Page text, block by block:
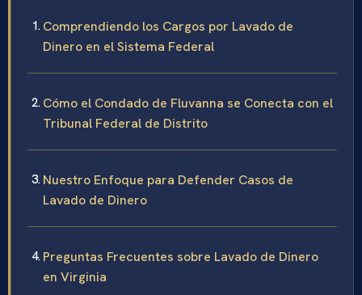
Comprendiendo los Cargos por Lavado de
Dinero en el Sistema Federal
Cómo el Condado de Fluvanna se Conecta con el
Tribunal Federal de Distrito
Nuestro Enfoque para Defender Casos de
Lavado de Dinero
Preguntas Frecuentes sobre Lavado de Dinero
en Virginia